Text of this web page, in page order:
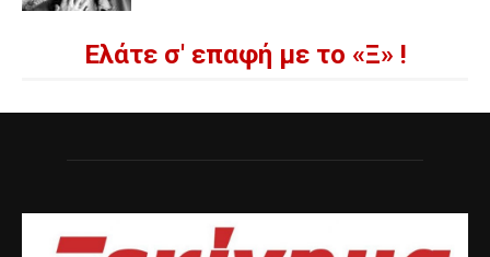
Ελάτε σ' επαφή με το «Ξ» !